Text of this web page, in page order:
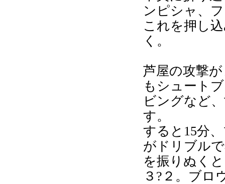
ンピシャ、
これを押し
く。
芦屋の攻撃
もシュート
ビングなど
す。
すると15分
がドリブル
を振りぬく
３?２。ブロ